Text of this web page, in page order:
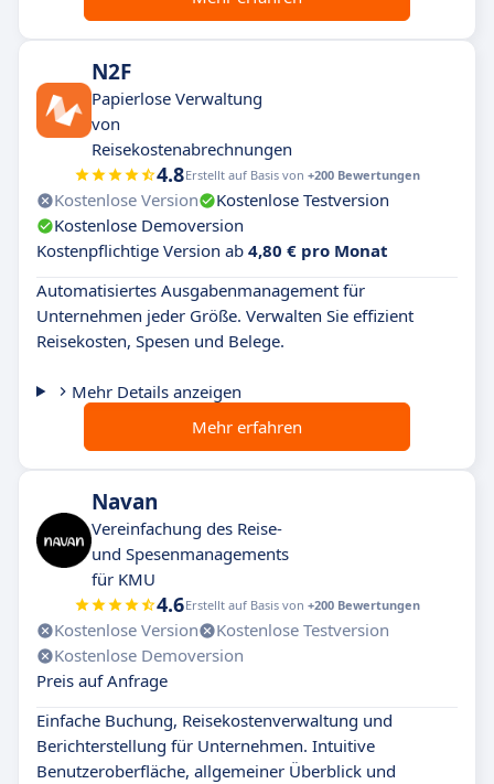
N2F
Papierlose Verwaltung
von
Reisekostenabrechnungen
4.8Erstellt auf Basis von +200 Bewertungen
Kostenlose Version
Kostenlose Testversion
Kostenlose Demoversion
Kostenpflichtige Version ab 4,80 € pro Monat
Automatisiertes Ausgabenmanagement für
Unternehmen jeder Größe. Verwalten Sie effizient
Reisekosten, Spesen und Belege.
Mehr Details anzeigen
Mehr erfahren
Navan
Vereinfachung des Reise-
und Spesenmanagements
für KMU
4.6Erstellt auf Basis von +200 Bewertungen
Kostenlose Version
Kostenlose Testversion
Kostenlose Demoversion
Preis auf Anfrage
Einfache Buchung, Reisekostenverwaltung und
Berichterstellung für Unternehmen. Intuitive
Benutzeroberfläche, allgemeiner Überblick und